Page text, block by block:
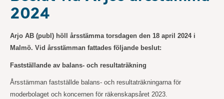
2024
Arjo AB (publ) höll årsstämma torsdagen den 18 april 2024 i
Malmö. Vid årsstämman fattades följande beslut:
Fastställande av balans- och resultaträkning
Årsstämman fastställde balans- och resultaträkningarna för
moderbolaget och koncernen för räkenskapsåret 2023.